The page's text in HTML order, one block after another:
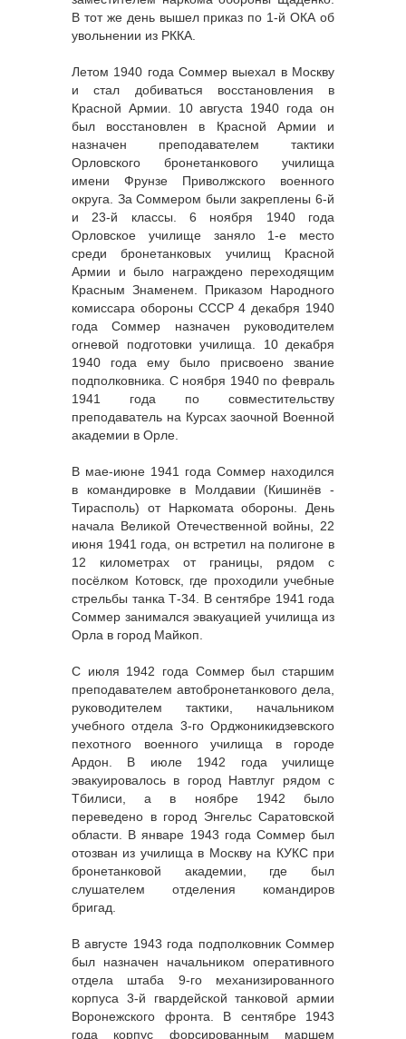
В тот же день вышел приказ по 1-й ОКА об
увольнении из РККА.
Летом 1940 года Соммер выехал в Москву
и стал добиваться восстановления в
Красной Армии. 10 августа 1940 года он
был восстановлен в Красной Армии и
назначен преподавателем тактики
Орловского бронетанкового училища
имени Фрунзе Приволжского военного
округа. За Соммером были закреплены 6-й
и 23-й классы. 6 ноября 1940 года
Орловское училище заняло 1-е место
среди бронетанковых училищ Красной
Армии и было награждено переходящим
Красным Знаменем. Приказом Народного
комиссара обороны СССР 4 декабря 1940
года Соммер назначен руководителем
огневой подготовки училища. 10 декабря
1940 года ему было присвоено звание
подполковника. С ноября 1940 по февраль
1941 года по совместительству
преподаватель на Курсах заочной Военной
академии в Орле.
В мае-июне 1941 года Соммер находился
в командировке в Молдавии (Кишинёв -
Тирасполь) от Наркомата обороны. День
начала Великой Отечественной войны, 22
июня 1941 года, он встретил на полигоне в
12 километрах от границы, рядом с
посёлком Котовск, где проходили учебные
стрельбы танка Т-34. В сентябре 1941 года
Соммер занимался эвакуацией училища из
Орла в город Майкоп.
С июля 1942 года Соммер был старшим
преподавателем автобронетанкового дела,
руководителем тактики, начальником
учебного отдела 3-го Орджоникидзевского
пехотного военного училища в городе
Ардон. В июле 1942 года училище
эвакуировалось в город Навтлуг рядом с
Тбилиси, а в ноябре 1942 было
переведено в город Энгельс Саратовской
области. В январе 1943 года Соммер был
отозван из училища в Москву на КУКС при
бронетанковой академии, где был
слушателем отделения командиров
бригад.
В августе 1943 года подполковник Соммер
был назначен начальником оперативного
отдела штаба 9-го механизированного
корпуса 3-й гвардейской танковой армии
Воронежского фронта. В сентябре 1943
года корпус форсированным маршем